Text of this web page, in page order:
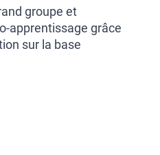
groupe et
apprentissage grâce
sur la base